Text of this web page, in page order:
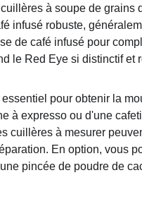
à soupe de grains
infusé robuste,
de café infusé pour
le Red Eye si distinctif et
pour obtenir la
à expresso ou d'une
cuillères à mesurer
En option, vous
pincée de poudre de